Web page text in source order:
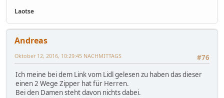
Laotse
Andreas
#76
Oktober 12, 2016, 10:29:45 NACHMITTAGS
Ich meine bei dem Link vom Lidl gelesen zu haben das dieser
einen 2 Wege Zipper hat für Herren.
Bei den Damen steht davon nichts dabei.